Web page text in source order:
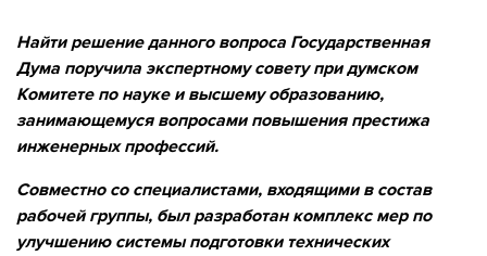
TECHNOPARK
RENT A SPACE
CONFERENCE HALLS
NEWS
КОНФЕРЕНЦ-
ЗАЛЫ
НОВОСТИ
О
КАЛИБРЕ
Найти решение данного вопроса Государственная
Дума поручила экспертному совету при думском
Комитете по науке и высшему образованию,
занимающемуся вопросами повышения престижа
инженерных профессий.
Совместно со специалистами, входящими в состав
рабочей группы, был разработан комплекс мер по
улучшению системы подготовки технических